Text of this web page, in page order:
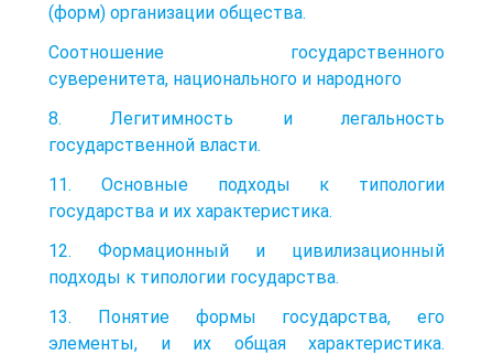
(форм) организации общества.
Соотношение государственного
суверенитета, национального и народного
8. Легитимность и легальность
государственной власти.
11. Основные подходы к типологии
государства и их характеристика.
12. Формационный и цивилизационный
подходы к типологии государства.
13. Понятие формы государства, его
элементы, и их общая характеристика.